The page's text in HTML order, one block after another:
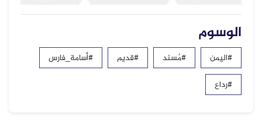
الوسوم
#اليمن #مُسند #قديم
#أسامة_فارس
#رداع